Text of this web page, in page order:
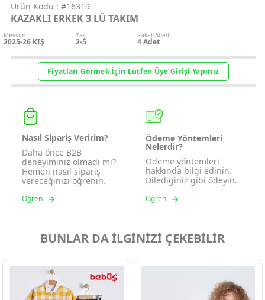
Giriş Yap
Ürün Kodu : #16319
KAZAKLI ERKEK 3 LÜ TAKIM
Mevsim
2025-26 KIŞ
Yaş
2-5
Paket Adedi
4Adet
Fiyatları Görmek İçin Lütfen Üye Girişi Yapınız
Nasıl Sipariş Veririm?
Daha önce B2B
deneyiminiz olmadı mı?
Hemen nasıl sipariş
vereceğinizi öğrenin.
Öğren
Ödeme Yöntemleri
Nelerdir?
Ödeme yöntemleri
hakkında bilgi edinin.
Dilediğiniz gibi ödeyin.
Öğren
BUNLAR DA İLGİNİZİ ÇEKEBİLİR